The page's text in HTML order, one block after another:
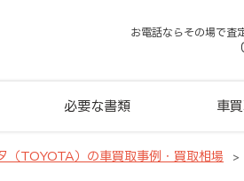
お電話ならその場で査
必要な書類 車
（TOYOTA）の車買取事例・買取相場